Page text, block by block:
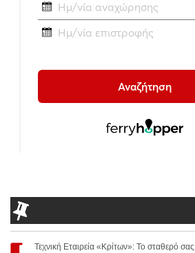
Τεχνική Εταιρεία «Κρίτων»: Το σταθερό σας